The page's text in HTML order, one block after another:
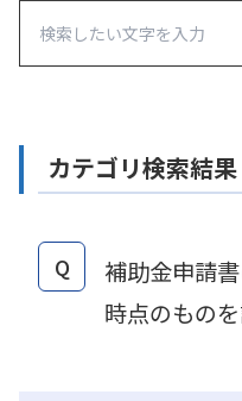
カテゴリ検索結果
Q
補助金申請
時点のもの